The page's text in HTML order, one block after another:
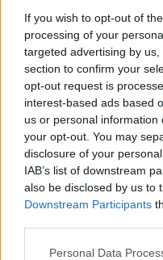
If you wish to opt-out of
processing of your
targeted advertising by
section to confirm your
opt-out request is
interest-based ads based
us or personal
your opt-out. You may
disclosure of your
IAB’s list of downstream
also be disclosed by us to
Downstream Participants
Personal Data
όπως θα έπρεπε για
των μυών. Αντίθετα,
πιο αδύνατο μυϊκό
σε αυτές τις
Απλά βήματα
καλής υγείας
Το περπάτημα δεν
μετακινηθείτε.
να βάλετε
ειδικά αν ξεκινάτε
στην